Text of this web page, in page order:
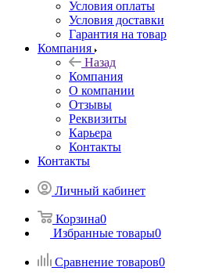
Условия оплаты
Условия доставки
Гарантия на товар
Компания
Назад
Компания
О компании
Отзывы
Реквизиты
Карьера
Контакты
Контакты
Личный кабинет
Корзина0
Избранные товары0
Сравнение товаров0